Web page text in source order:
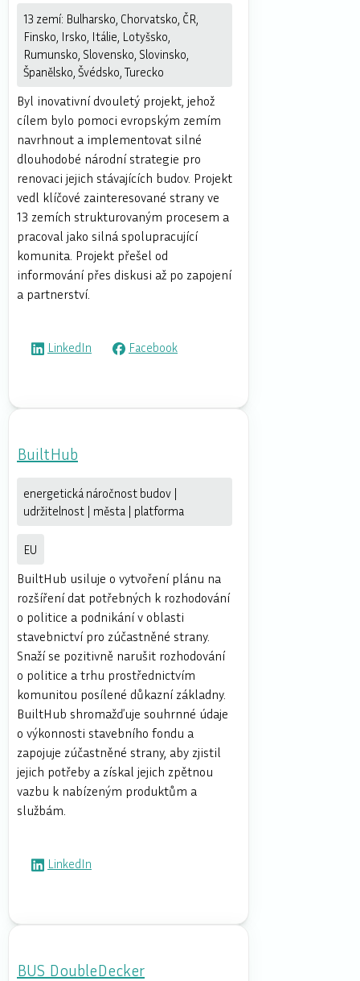
13 zemí: Bulharsko, Chorvatsko, ČR,
Finsko, Irsko, Itálie, Lotyšsko,
Rumunsko, Slovensko, Slovinsko,
Španělsko, Švédsko, Turecko
Byl inovativní dvouletý projekt, jehož
cílem bylo pomoci evropským zemím
navrhnout a implementovat silné
dlouhodobé národní strategie pro
renovaci jejich stávajících budov. Projekt
vedl klíčové zainteresované strany ve
13 zemích strukturovaným procesem a
pracoval jako silná spolupracující
komunita. Projekt přešel od
informování přes diskusi až po zapojení
a partnerství.
LinkedIn Facebook
BuiltHub
energetická náročnost budov |
udržitelnost | města | platforma
EU
BuiltHub usiluje o vytvoření plánu na
rozšíření dat potřebných k rozhodování
o politice a podnikání v oblasti
stavebnictví pro zúčastněné strany.
Snaží se pozitivně narušit rozhodování
o politice a trhu prostřednictvím
komunitou posílené důkazní základny.
BuiltHub shromažďuje souhrnné údaje
o výkonnosti stavebního fondu a
zapojuje zúčastněné strany, aby zjistil
jejich potřeby a získal jejich zpětnou
vazbu k nabízeným produktům a
službám.
LinkedIn
BUS DoubleDecker